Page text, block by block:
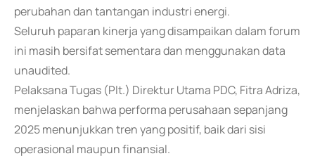
perubahan dan tantangan industri energi.
Seluruh paparan kinerja yang disampaikan dalam forum
ini masih bersifat sementara dan menggunakan data
unaudited.
Pelaksana Tugas (Plt.) Direktur Utama PDC, Fitra Adriza,
menjelaskan bahwa performa perusahaan sepanjang
2025 menunjukkan tren yang positif, baik dari sisi
operasional maupun finansial.